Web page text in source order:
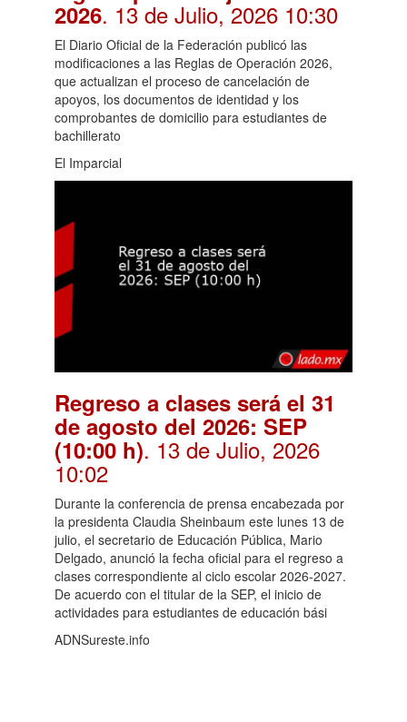
2026. 13 de Julio, 2026 10:30
El Diario Oficial de la Federación publicó las
modificaciones a las Reglas de Operación 2026,
que actualizan el proceso de cancelación de
apoyos, los documentos de identidad y los
comprobantes de domicilio para estudiantes de
bachillerato
El Imparcial
Regreso a clases será el 31
de agosto del 2026: SEP
(10:00 h). 13 de Julio, 2026
10:02
Durante la conferencia de prensa encabezada por
la presidenta Claudia Sheinbaum este lunes 13 de
julio, el secretario de Educación Pública, Mario
Delgado, anunció la fecha oficial para el regreso a
clases correspondiente al ciclo escolar 2026-2027.
De acuerdo con el titular de la SEP, el inicio de
actividades para estudiantes de educación bási
ADNSureste.info